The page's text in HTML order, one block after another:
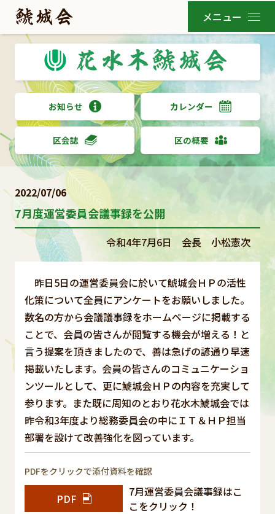
お知らせ カレンダー
区会誌 区の概要
2022/07/06
7月度運営委員会議事録を公開
令和4年7月6日 会長 小松憲次
昨日5日の運営委員会に於いて鯱城会ＨＰの活性
化策について全員にアンケートをお願いしました。
数名の方から会議議事録をホームページに掲載する
ことで、会員の皆さんが閲覧する機会が増える！と
言う提案を頂きましたので、善は急げの諺通り早速
掲載いたします。会員の皆さんのコミュニケーショ
ンツールとして、更に鯱城会ＨＰの内容を充実して
参ります。また既に周知のとおり花水木鯱城会では
昨令和3年度より総務委員会の中にＩＴ＆ＨＰ担当
部署を設けて改善強化を図っています。
PDFをクリックで添付資料を確認
PDF
7月運営委員会議事録はこ
こをクリック！